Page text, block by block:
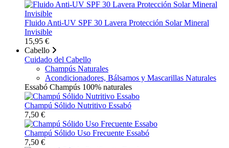
Fluido Anti-UV SPF 30 Lavera Protección Solar Mineral
Invisible
15,95 €
Cabello
Cuidado del Cabello
Champús Naturales
Acondicionadores, Bálsamos y Mascarillas Naturales
Essabó Champús 100% naturales
Champú Sólido Nutritivo Essabó
7,50 €
Champú Sólido Uso Frecuente Essabó
7,50 €